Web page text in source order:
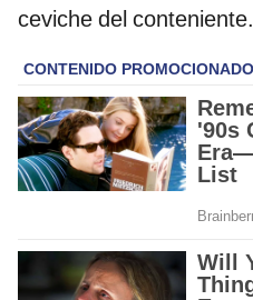
ceviche del conteniente.